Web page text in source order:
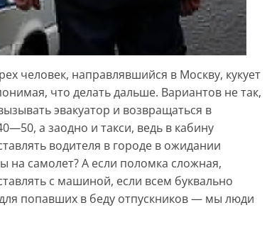
человек, направлявшийся в Москву, кукует
что делать дальше. Вариантов не так,
эвакуатор и возвращаться в
а заодно и такси, ведь в кабину
водителя в городе в ожидании
на самолет? А если поломка сложная,
с машиной, если всем буквально
попавших в беду отпускников — мы люди